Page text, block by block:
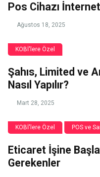
Pos Cihazı
Ağustos 18, 2025
KOBİ'lere Özel
Şahıs, Limited ve
Nasıl Yapılır?
Mart 28, 2025
KOBİ'lere Özel POS ve
Eticaret İşine
Gerekenler